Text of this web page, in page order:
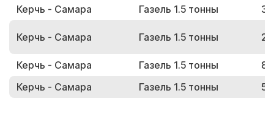
Керчь - Самара
Газель 1.5 тонны
Керчь - Самара Газель 1.5 тонны
Керчь - Самара Газель 1.5 тонны
Керчь - Самара
Газель 1.5 тонны